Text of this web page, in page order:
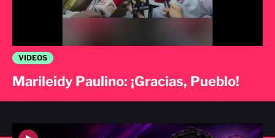
VIDEOS
Marileidy Paulino: ¡Gracias, Pueblo!